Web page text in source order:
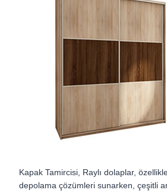
Kapak Tamircisi, Raylı dolaplar,
depolama çözümleri sunarken, çeşitli